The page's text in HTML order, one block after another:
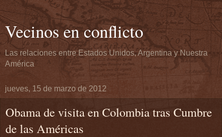
Vecinos en conflicto
Las relaciones entre Estados Unidos, Argentina y Nuestra
América
jueves, 15 de marzo de 2012
Obama de visita en Colombia tras Cumbre
de las Américas